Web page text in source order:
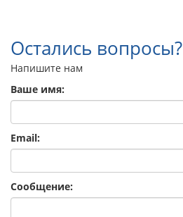
Остались вопросы?
Напишите нам
Ваше имя:
Email:
Сообщение: